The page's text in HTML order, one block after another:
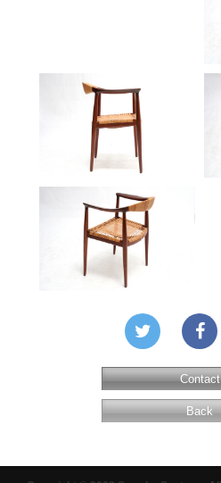
Contact
Back